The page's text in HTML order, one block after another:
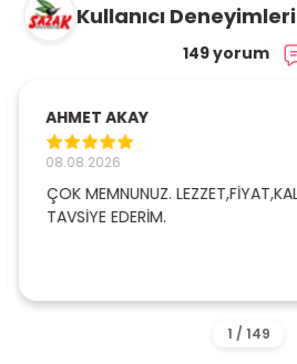
Kullanıcı Deneyimleri
149 yorum
AHMET AKAY
08.08.2026
ÇOK MEMNUNUZ. LEZZET,FİYAT,KALİTE GAYET İYİ.
TAVSİYE EDERİM.